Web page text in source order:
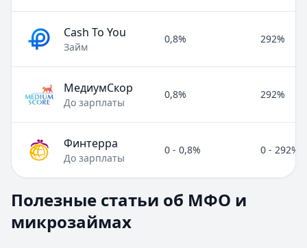
Cash To You
Займ
0,8% 292%
МедиумСкор
До зарплаты
0,8% 292%
Финтерра
До зарплаты
0 - 0,8% 0 - 292%
Раздел:МФО и микрозаймы. Всего статей: 8.
Займ под расписку
Нужны деньги срочно? Рассмотрите займ под
Полезные статьи об МФО и
микрозаймах